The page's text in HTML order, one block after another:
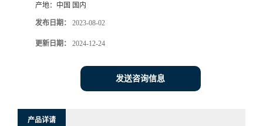
产地： 中国 国内
发布日期： 2023-08-02
更新日期： 2024-12-24
发送咨询信息
产品详请